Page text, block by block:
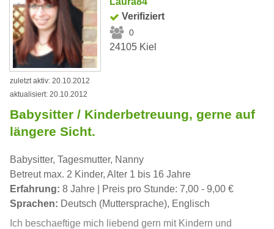
Verifiziert
0
24105 Kiel
zuletzt aktiv: 20.10.2012
aktualisiert: 20.10.2012
Babysitter / Kinderbetreuung, gerne auf
längere Sicht.
Babysitter, Tagesmutter, Nanny
Betreut max. 2 Kinder, Alter 1 bis 16 Jahre
Erfahrung: 8 Jahre | Preis pro Stunde: 7,00 - 9,00 €
Sprachen: Deutsch (Muttersprache), Englisch
Ich beschaeftige mich liebend gern mit Kindern und